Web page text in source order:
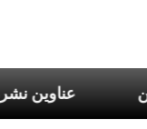
معاناة الآخرين